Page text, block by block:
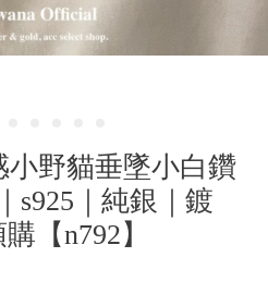
小野貓垂墜小白鑽
s925｜純銀｜鍍
【n792】